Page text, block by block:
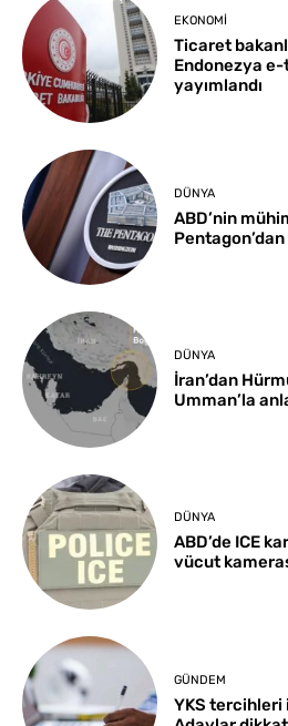
EKONOMI
Ticaret
Endonezya
yayımlandı
DÜNYA
ABD’nin
DÜNYA
İran’dan
Umman’la
DÜNYA
ABD’de ICE
vücut
GÜNDEM
YKS tercihleri